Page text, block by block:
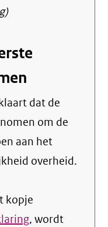
om de
aan het
overheid.
kopje
, wordt